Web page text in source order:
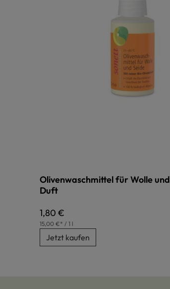
Olivenwaschmittel für Wolle
Duft
Regulärer Preis:
1,80 €
15,00 €* / 1 l
Jetzt kaufen